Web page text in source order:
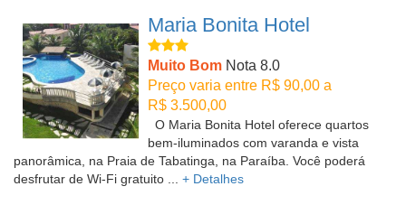
Maria Bonita Hotel
Muito Bom Nota 8.0
Preço varia entre R$ 90,00 a
R$ 3.500,00
O Maria Bonita Hotel oferece quartos
bem-iluminados com varanda e vista
panorâmica, na Praia de Tabatinga, na Paraíba. Você poderá
desfrutar de Wi-Fi gratuito ... + Detalhes